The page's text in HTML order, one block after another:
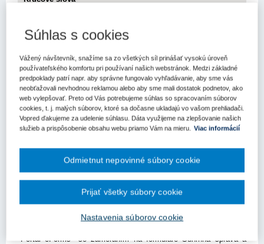
Oddelenie regionálnych centier prostredníctvom stálych
pracovísk Úradu pre verejné obstarávanie v regiónoch v rámci
svojej vzdelávacej činnosti pripravujú bezplatné online kurzy
na tému "Portál eForms" so zameraním na vypĺňanie rôznych
formulárov vo verejnom obstarávaní. Aj týmito aktivitami sa
stále pracoviská snažia pokračovať v podpore
profesionalizácie vo verejnom obstarávaní v regiónoch,
Termíny jednotlivých kurzov:
na školenia:https://urad-pre-verejne-obstaravanie-
106252416.reenio.sk/sk/#/place/oddelenie-regionalnych-centier-
25987/2023-07-25;viewMode=day)
"Portál eForms" so zameraním na formuláre Súhrnná správa a
Súhlas s cookies
Vážený návštevník, snažíme sa zo všetkých síl prinášať vysokú úroveň
používateľského komfortu pri používaní našich webstránok. Medzi základné
predpoklady patrí napr. aby správne fungovalo vyhľadávanie, aby sme vás
neobťažovali nevhodnou reklamou alebo aby sme mali dostatok podnetov, ako
web vylepšovať. Preto od Vás potrebujeme súhlas so spracovaním súborov
cookies, t. j. malých súborov, ktoré sa dočasne ukladajú vo vašom prehliadači.
Vopred ďakujeme za udelenie súhlasu. Dáta využijeme na zlepšovanie našich
služieb a prispôsobenie obsahu webu priamo Vám na mieru.
Viac informácií
Nastavenia súborov cookie
Odmietnut nepovinné súbory cookie
Prijať všetky súbory cookie